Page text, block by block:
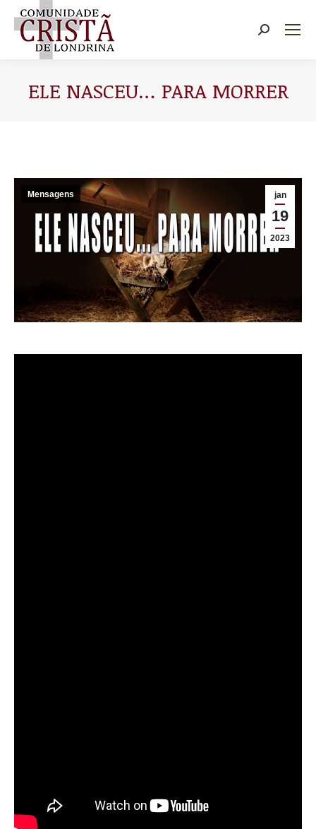
Buscar
ELE NASCEU… PARA MORRER
jan
19
2023
Mensagens